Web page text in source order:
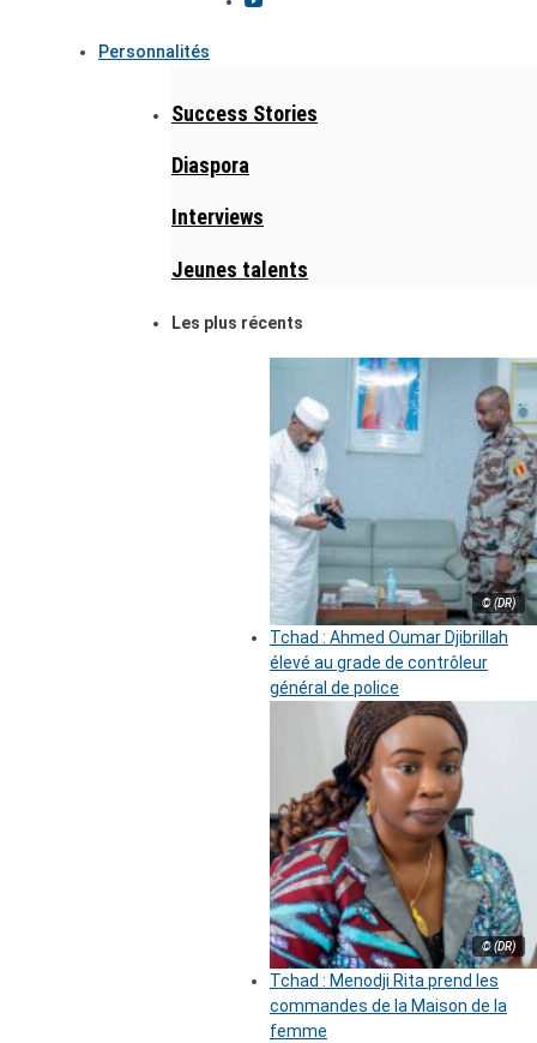
Personnalités
Success Stories
Diaspora
Interviews
Jeunes talents
Les plus récents
© (DR)
Tchad : Ahmed Oumar Djibrillah
élevé au grade de contrôleur
général de police
© (DR)
Tchad : Menodji Rita prend les
commandes de la Maison de la
femme